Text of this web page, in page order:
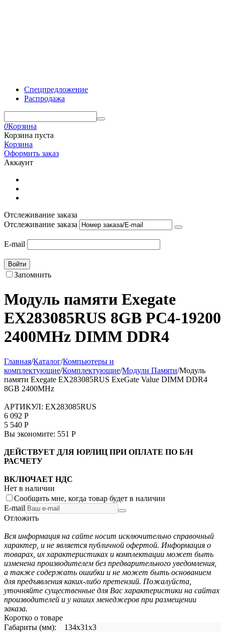
Спецпредложение
Распродажа
0Корзина
Корзина пуста
Корзина
Оформить заказ
Аккаунт
Отслеживание заказа
Отслеживание заказа
E-mail
Войти
Запомнить
Модуль памяти Exegate
EX283085RUS 8GB PC4-19200
2400MHz DIMM DDR4
Главная/Каталог/Компьютеры и
комплектующие/Комплектующие/Модули Памяти/Модуль
памяти Exegate EX283085RUS ExeGate Value DIMM DDR4
8GB 2400MHz
АРТИКУЛ: EX283085RUS
6 092 Р
5 540 Р
Вы экономите: 551 Р
ДЕЙСТВУЕТ ДЛЯ ЮРЛИЦ ПРИ ОПЛАТЕ ПО Б/Н
РАСЧЕТУ
ВКЛЮЧАЕТ НДС
Нет в наличии
Сообщить мне, когда товар будет в наличии
E-mail
Отложить
Вся информация на сайте носит исключительно справочный
характер, и не является публичной офертой. Информация о
товарах, их характеристиках и комплектации может быть
изменена производителем без предварительного уведомления,
а также содержать ошибки и не может быть основанием
для предъявления каких-либо претензий. Пожалуйста,
уточняйте существенные для Вас характеристики на сайтах
производителей и у наших менеджеров при размещении
заказа.
Коротко о товаре
Габариты (мм):
134x31x3